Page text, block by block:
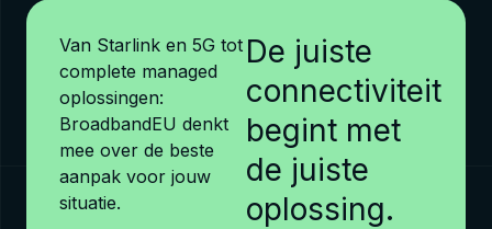
Van Starlink en 5G tot
complete managed
oplossingen:
BroadbandEU denkt
mee over de beste
aanpak voor jouw
situatie.
De juiste
connectiviteit
begint met
de juiste
oplossing.